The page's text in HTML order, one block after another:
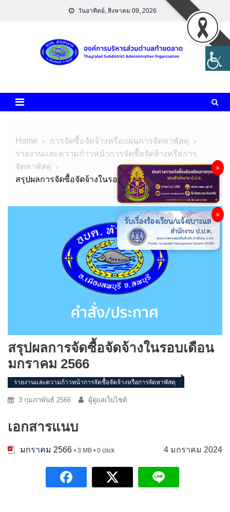
วันอาทิตย์, สิงหาคม 09, 2026
Home
การจัดซื้อจัดจ้างหรือแผนการจัดหาพัสดุ
รายงานและความก้าวหน้าการจัดซื้อจัดจ้างหรือการ
จัดหาพัสดุ
สรุปผลการจัดซื้อจัดจ้างในรอบเดือน มกราคม 2566
สรุปผลการจัดซื้อจัดจ้างในรอบเดือน
มกราคม 2566
รายงานและความก้าวหน้าการจัดซื้อจัดจ้างหรือการจัดหาพัสดุ
3 กุมภาพันธ์ 2566 ผู้ดูแลเว็บไซต์
เอกสารแนบ
มกราคม 2566 • 3 MB • 0 click 4 มกราคม 2024
×
×